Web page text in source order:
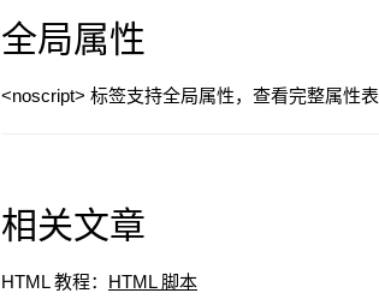
全局属性
<noscript> 标签支持全局属性，查看完整属性表
相关文章
HTML 教程： HTML 脚本